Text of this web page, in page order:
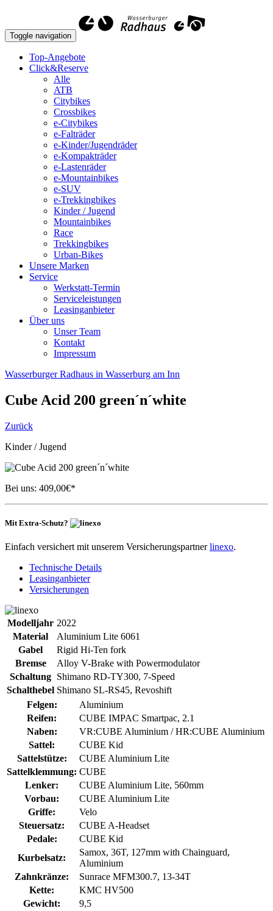
Toggle navigation
Top-Angebote
Click&Reserve
Alle
ATB
Citybikes
Crossbikes
e-Citybikes
e-Falträder
e-Kinder/Jugendräder
e-Kompakträder
e-Lastenräder
e-Mountainbikes
e-SUV
e-Trekkingbikes
Kinder / Jugend
Mountainbikes
Race
Trekkingbikes
Urban-Bikes
Unsere Marken
Service
Werkstatt-Termin
Serviceleistungen
Leasinganbieter
Über uns
Unser Team
Kontakt
Impressum
Wasserburger Radhaus in Wasserburg am Inn
Cube Acid 200 green´n´white
Zurück
Kinder / Jugend
Bei uns: 409,00€*
Mit Extra-Schutz?
Einfach versichert mit unserem Versicherungspartnerlinexo.
Technische Details
Leasinganbieter
Versicherungen
Modelljahr 2022
Material
Aluminium Lite 6061
Gabel
Rigid Hi-Ten fork
Bremse
Alloy V-Brake with Powermodulator
Schaltung Shimano RD-TY300, 7-Speed
Schalthebel Shimano SL-RS45, Revoshift
Felgen:
Aluminium
Reifen:
CUBE IMPAC Smartpac, 2.1
Naben:
VR:CUBE Aluminium / HR:CUBE Aluminium
Sattel:
CUBE Kid
Sattelstütze:
CUBE Aluminium Lite
Sattelklemmung: CUBE
Lenker:
CUBE Aluminium Lite, 560mm
Vorbau:
CUBE Aluminium Lite
Griffe:
Velo
Steuersatz:
CUBE A-Headset
Pedale:
CUBE Kid
Kurbelsatz:
Samox, 36T, 127mm with Chainguard,
Aluminium
Zahnkränze:
Sunrace MFM300.7, 13-34T
Kette:
KMC HV500
Gewicht:
9,5